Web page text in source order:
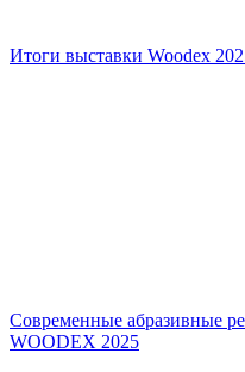
Итоги выставки Woodex
Современные абразивные
WOODEX 2025